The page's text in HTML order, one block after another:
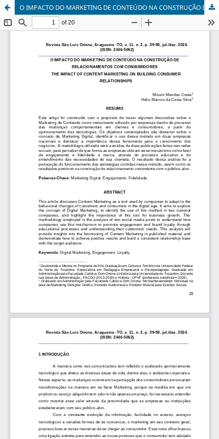
O IMPACTO DO MARKETING DE CONTEÚDO NA CONSTRUÇÃO DE RELACIONAMENTOS COM CONSUMIDORES